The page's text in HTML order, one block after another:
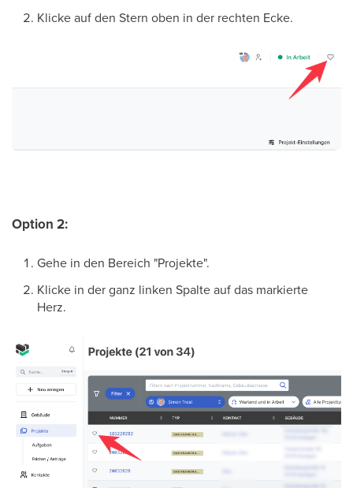
Klicke auf den Stern oben in der rechten Ecke.
Option 2:
Gehe in den Bereich "Projekte".
Klicke in der ganz linken Spalte auf das markierte
Herz.